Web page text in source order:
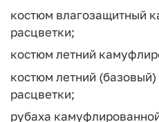
костюм влагозащитный
расцветки;
костюм летний
костюм летний
расцветки;
рубаха